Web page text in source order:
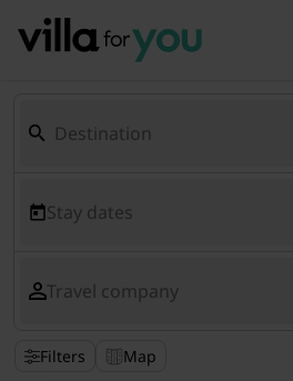
Stay dates
Travel company
Filters Map